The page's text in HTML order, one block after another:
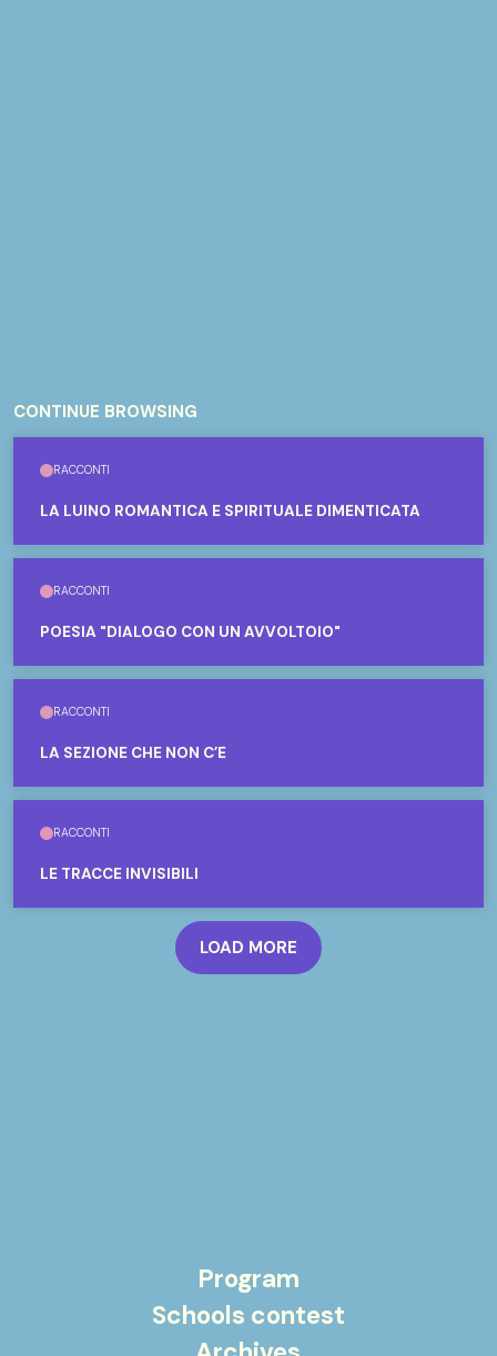
CONTINUE BROWSING
RACCONTI
LA LUINO ROMANTICA E SPIRITUALE DIMENTICATA
RACCONTI
POESIA "DIALOGO CON UN AVVOLTOIO"
RACCONTI
LA SEZIONE CHE NON C’È
RACCONTI
LE TRACCE INVISIBILI
LOAD MORE
Program
Schools contest